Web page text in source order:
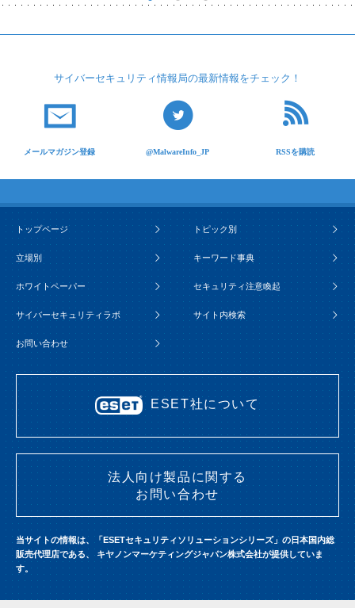
サイバーセキュリティ情報局の最新情報をチェック！
メールマガジン登録 @MalwareInfo_JP RSSを購読
トップページ トピック別
立場別 キーワード事典
ホワイトペーパー セキュリティ注意喚起
サイバーセキュリティラボ サイト内検索
お問い合わせ
ESET社について
法人向け製品に関する
お問い合わせ
当サイトの情報は、「ESETセキュリティソリューションシリーズ」の日本国内総
販売代理店である、 キヤノンマーケティングジャパン株式会社が提供していま
す。